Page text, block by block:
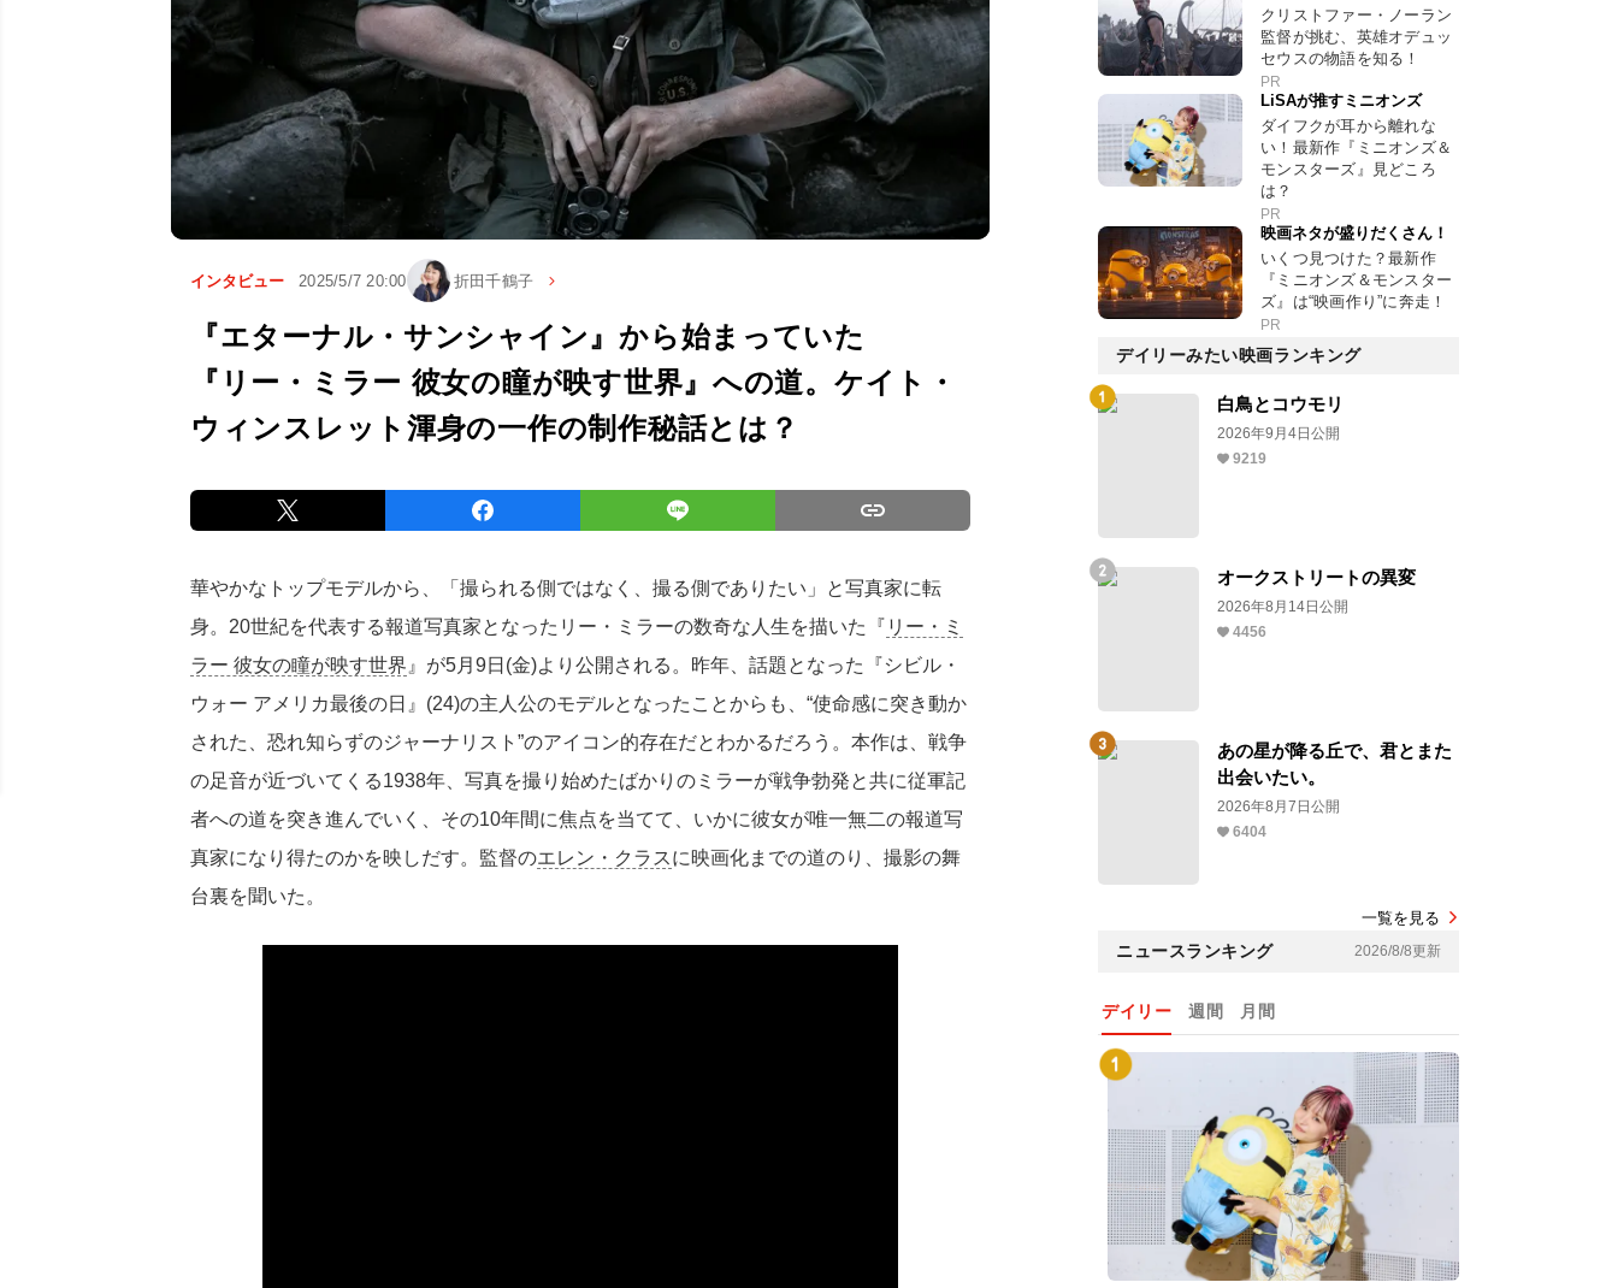
インタビュー 2025/5/7 20:00 折田千鶴子
『エターナル・サンシャイン』から始まっていた
『リー・ミラー 彼女の瞳が映す世界』への道。ケイト・
ウィンスレット渾身の一作の制作秘話とは？
華やかなトップモデルから、「撮られる側ではなく、撮る側でありたい」と写真家に転
身。20世紀を代表する報道写真家となったリー・ミラーの数奇な人生を描いた『 リー・ミ
ラー 彼女の瞳が映す世界 』が5月9日(金)より公開される。昨年、話題となった『シビル・
ウォー アメリカ最後の日』(24)の主人公のモデルとなったことからも、“使命感に突き動か
された、恐れ知らずのジャーナリスト”のアイコン的存在だとわかるだろう。本作は、戦争
の足音が近づいてくる1938年、写真を撮り始めたばかりのミラーが戦争勃発と共に従軍記
者への道を突き進んでいく、その10年間に焦点を当てて、いかに彼女が唯一無二の報道写
真家になり得たのかを映しだす。監督のエレン・クラスに映画化までの道のり、撮影の舞
台裏を聞いた。
クリストファー・ノーラン
監督が挑む、英雄オデュッ
セウスの物語を知る！
PR
LiSAが推すミニオンズ
ダイフクが耳から離れな
い！最新作『ミニオンズ＆
モンスターズ』見どころ
は？
PR
映画ネタが盛りだくさん！
いくつ見つけた？最新作
『ミニオンズ＆モンスター
ズ』は“映画作り”に奔走！
PR
デイリーみたい映画ランキング
白鳥とコウモリ
2026年9月4日公開
9219
オークストリートの異変
2026年8月14日公開
4456
あの星が降る丘で、君とまた
出会いたい。
2026年8月7日公開
6404
一覧を見る
ニュースランキング 2026/8/8更新
デイリー 週間 月間